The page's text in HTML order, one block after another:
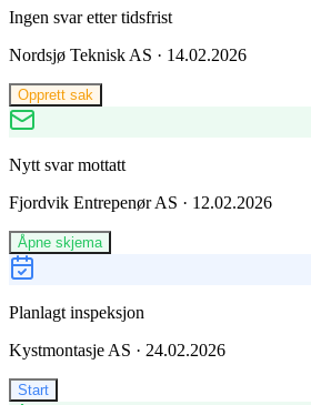
Ingen svar etter tidsfrist
Nordsjø Teknisk AS · 14.02.2026
Opprett sak
Nytt svar mottatt
Fjordvik Entrepenør AS · 12.02.2026
Åpne skjema
Planlagt inspeksjon
Kystmontasje AS · 24.02.2026
Start